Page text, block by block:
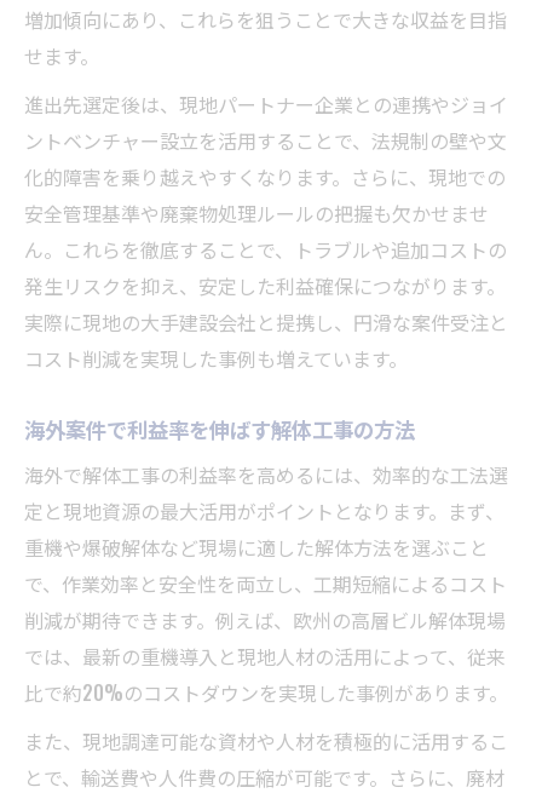
増加傾向にあり、これらを狙うことで大きな収益を目指
せます。
進出先選定後は、現地パートナー企業との連携やジョイ
ントベンチャー設立を活用することで、法規制の壁や文
化的障害を乗り越えやすくなります。さらに、現地での
安全管理基準や廃棄物処理ルールの把握も欠かせませ
ん。これらを徹底することで、トラブルや追加コストの
発生リスクを抑え、安定した利益確保につながります。
実際に現地の大手建設会社と提携し、円滑な案件受注と
コスト削減を実現した事例も増えています。
海外案件で利益率を伸ばす解体工事の方法
海外で解体工事の利益率を高めるには、効率的な工法選
定と現地資源の最大活用がポイントとなります。まず、
重機や爆破解体など現場に適した解体方法を選ぶこと
で、作業効率と安全性を両立し、工期短縮によるコスト
削減が期待できます。例えば、欧州の高層ビル解体現場
では、最新の重機導入と現地人材の活用によって、従来
比で約20%のコストダウンを実現した事例があります。
また、現地調達可能な資材や人材を積極的に活用するこ
とで、輸送費や人件費の圧縮が可能です。さらに、廃材